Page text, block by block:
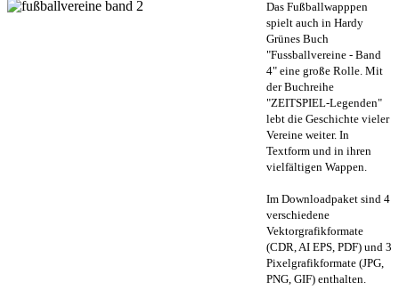
Das Fußballwapppen
spielt auch in Hardy
Grünes Buch
"Fussballvereine - Band
4" eine große Rolle. Mit
der Buchreihe
"ZEITSPIEL-Legenden"
lebt die Geschichte vieler
Vereine weiter. In
Textform und in ihren
vielfältigen Wappen.
Im Downloadpaket sind 4
verschiedene
Vektorgrafikformate
(CDR, AI EPS, PDF) und 3
Pixelgrafikformate (JPG,
PNG, GIF) enthalten.